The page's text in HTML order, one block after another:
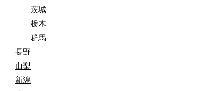
茨城
栃木
群馬
長野
山梨
新潟